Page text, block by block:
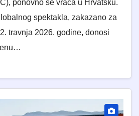
ponovno se vraća u Hrvatsku.
spektakla, zakazano za
travnja 2026. godine, donosi